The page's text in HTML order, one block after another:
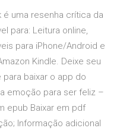
é uma resenha crítica da
para: Leitura online,
para iPhone/Android e
Kindle. Deixe seu
baixar o app do
emoção para ser feliz –
epub Baixar em pdf
Informação adicional